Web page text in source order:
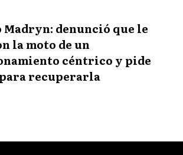
Madryn: denunció que le
la moto de un
céntrico y pide
recuperarla